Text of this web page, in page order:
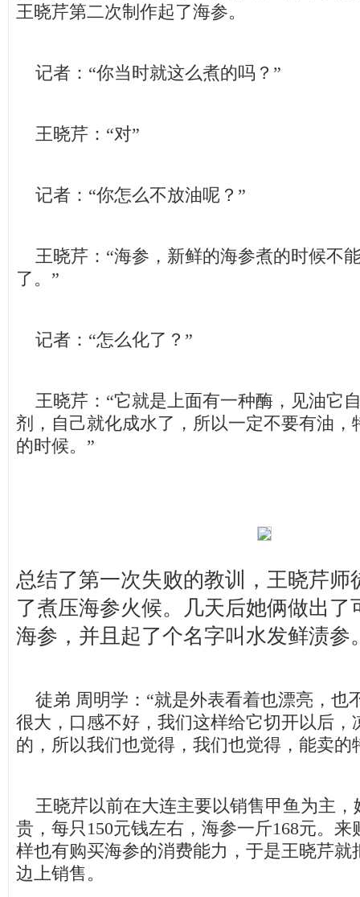
王晓芹第二次制作起了海参。
记者：“你当时就这么煮的吗？”
王晓芹：“对”
记者：“你怎么不放油呢？”
王晓芹：“海参，新鲜的海参煮的时候不
了。”
记者：“怎么化了？”
王晓芹：“它就是上面有一种酶，见油它
剂，自己就化成水了，所以一定不要有油，
的时候。”
总结了第一次失败的教训，王晓芹师
了煮压海参火候。几天后她俩做出了
海参，并且起了个名字叫水发鲜渍参
徒弟 周明学：“就是外表看着也漂亮，也
很大，口感不好，我们这样给它切开以后，
的，所以我们也觉得，我们也觉得，能卖的
王晓芹以前在大连主要以销售甲鱼为主，
贵，每只150元钱左右，海参一斤168元。
样也有购买海参的消费能力，于是王晓芹就
边上销售。